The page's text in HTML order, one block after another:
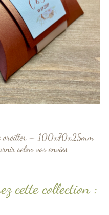
– 100x70x25mm
selon vos envies
cette collection :